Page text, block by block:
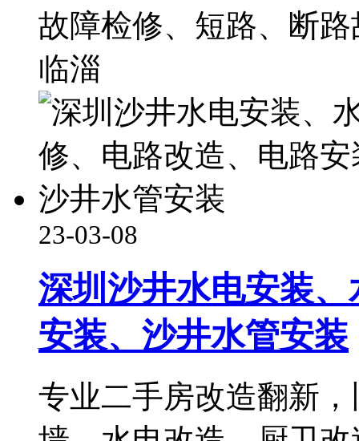
故障检修、短路、断
临淄
23-03-08
深圳沙井水电安装
安装、沙井水管安装
专业二手房改造翻新